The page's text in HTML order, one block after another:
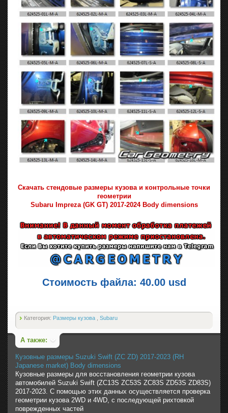
Скачать стендовые размеры кузова и контрольные точки
геометрии
Subaru Impreza (GK GT) 2017-2024 Body dimensions
Стоимость файла: 40.00 usd
Категория: Размеры кузова Subaru
А также:
Кузовные размеры Suzuki Swift (ZC ZD) 2017-2023 (RH
Japanese market) Body dimensions
Кузовные размеры для восстановления геометрии кузова
автомобилей Suzuki Swift (ZC13S ZC53S ZC83S ZD53S ZD83S)
2017-2023. С помощью этих данных осуществляется проверка
геометрии кузова 2WD и 4WD, с последующей рихтовкой
поврежденных частей